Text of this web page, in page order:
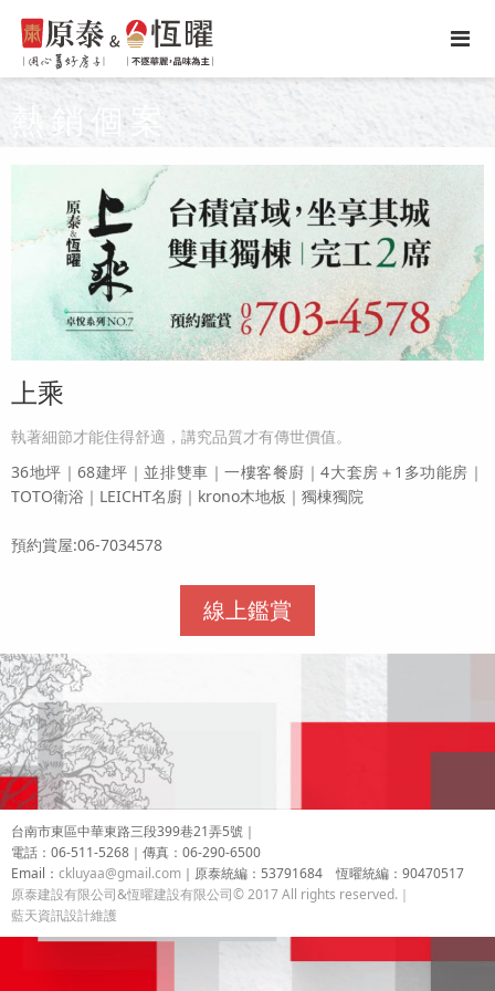
熱銷個案
上乘
執著細節才能住得舒適，講究品質才有傳世價值。
36地坪｜68建坪｜並排雙車｜一樓客餐廚｜4大套房＋1多功能房｜
TOTO衛浴｜LEICHT名廚｜krono木地板｜獨棟獨院
預約賞屋:06-7034578
線上鑑賞
台南市東區中華東路三段399巷21弄5號｜
電話：06-511-5268｜傳真：06-290-6500
Email： ckluyaa@gmail.com ｜ 原泰統編：53791684 恆曜統編：90470517
原泰建設有限公司&恆曜建設有限公司© 2017 All rights reserved.｜
藍天資訊設計維護